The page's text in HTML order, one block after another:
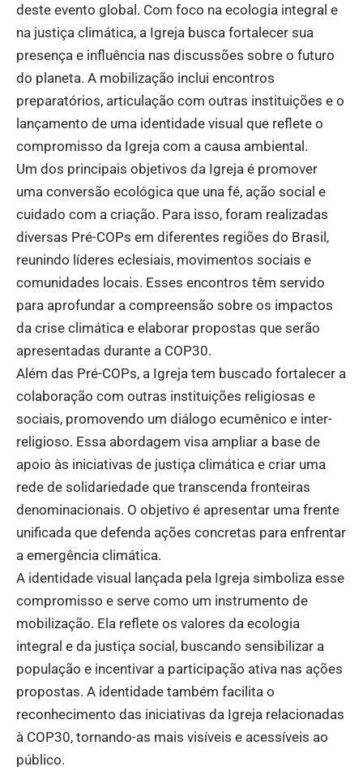
deste evento global. Com foco na ecologia integral e
na justiça climática, a Igreja busca fortalecer sua
presença e influência nas discussões sobre o futuro
do planeta. A mobilização inclui encontros
preparatórios, articulação com outras instituições e o
lançamento de uma identidade visual que reflete o
compromisso da Igreja com a causa ambiental.
Um dos principais objetivos da Igreja é promover
uma conversão ecológica que una fé, ação social e
cuidado com a criação. Para isso, foram realizadas
diversas Pré-COPs em diferentes regiões do Brasil,
reunindo líderes eclesiais, movimentos sociais e
comunidades locais. Esses encontros têm servido
para aprofundar a compreensão sobre os impactos
da crise climática e elaborar propostas que serão
apresentadas durante a COP30.
Além das Pré-COPs, a Igreja tem buscado fortalecer a
colaboração com outras instituições religiosas e
sociais, promovendo um diálogo ecumênico e inter-
religioso. Essa abordagem visa ampliar a base de
apoio às iniciativas de justiça climática e criar uma
rede de solidariedade que transcenda fronteiras
denominacionais. O objetivo é apresentar uma frente
unificada que defenda ações concretas para enfrentar
a emergência climática.
A identidade visual lançada pela Igreja simboliza esse
compromisso e serve como um instrumento de
mobilização. Ela reflete os valores da ecologia
integral e da justiça social, buscando sensibilizar a
população e incentivar a participação ativa nas ações
propostas. A identidade também facilita o
reconhecimento das iniciativas da Igreja relacionadas
à COP30, tornando-as mais visíveis e acessíveis ao
público.